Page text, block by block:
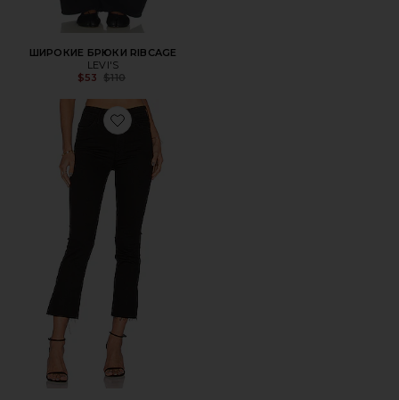
ШИРОКИЕ БРЮКИ RIBCAGE
LEVI'S
$53 Previous price:
$110
Favorite ДЖИНСЫ С ЗАКАТКОЙ НА ЛОДЫЖКАХ